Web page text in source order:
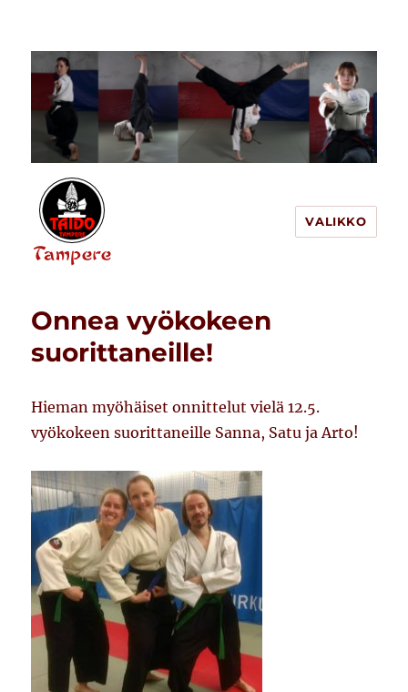
VALIKKO
Onnea vyökokeen
suorittaneille!
Hieman myöhäiset onnittelut vielä 12.5.
vyökokeen suorittaneille Sanna, Satu ja Arto!